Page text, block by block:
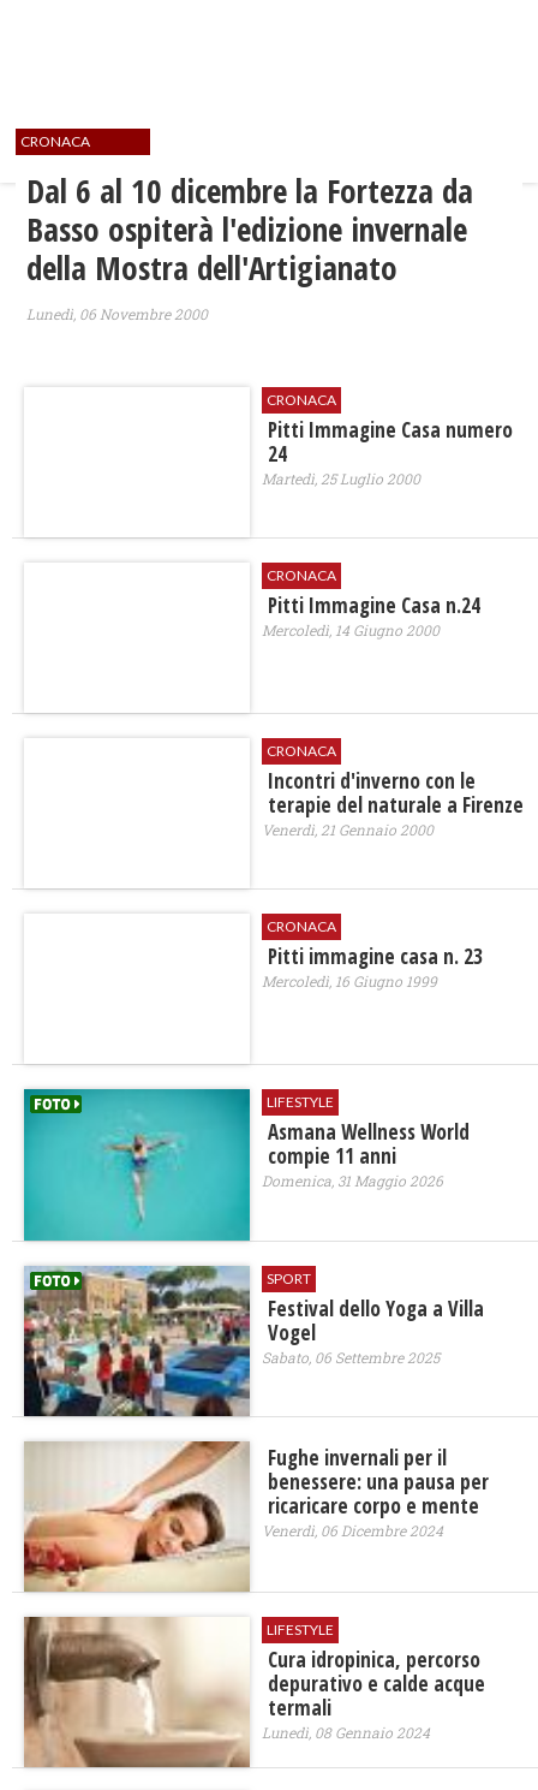
CRONACA
Dal 6 al 10 dicembre la Fortezza da
Basso ospiterà l'edizione invernale
della Mostra dell'Artigianato
Lunedì, 06 Novembre 2000
CRONACA
Pitti Immagine Casa numero
24
Martedì, 25 Luglio 2000
CRONACA
Pitti Immagine Casa n.24
Mercoledì, 14 Giugno 2000
CRONACA
Incontri d'inverno con le
terapie del naturale a Firenze
Venerdì, 21 Gennaio 2000
CRONACA
Pitti immagine casa n. 23
Mercoledì, 16 Giugno 1999
LIFESTYLE
Asmana Wellness World
compie 11 anni
Domenica, 31 Maggio 2026
SPORT
Festival dello Yoga a Villa
Vogel
Sabato, 06 Settembre 2025
Fughe invernali per il
benessere: una pausa per
ricaricare corpo e mente
Venerdì, 06 Dicembre 2024
LIFESTYLE
Cura idropinica, percorso
depurativo e calde acque
termali
Lunedì, 08 Gennaio 2024